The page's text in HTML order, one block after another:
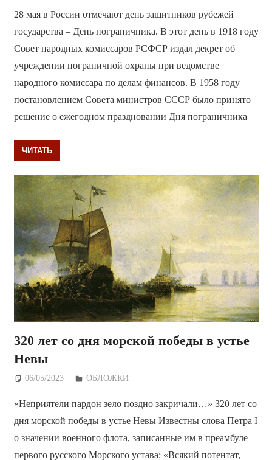
28 мая в России отмечают день защитников рубежей
государства – День пограничника. В этот день в 1918 году
Совет народных комиссаров РСФСР издал декрет об
учреждении пограничной охраны при ведомстве
народного комиссара по делам финансов. В 1958 году
постановлением Совета министров СССР было принято
решение о ежегодном праздновании Дня пограничника
ЧИТАТЬ
320 лет со дня морской победы в устье
Невы
06/05/2023 Дежурный по Редакции
ОБЛОЖКИ
«Неприятели пардон зело поздно закричали…» 320 лет со
дня морской победы в устье Невы Известны слова Петра I
о значении военного флота, записанные им в преамбуле
первого русского Морского устава: «Всякий потентат,